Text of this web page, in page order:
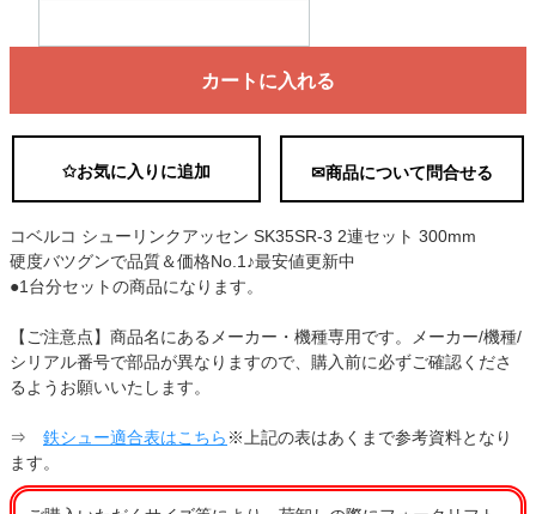
カートに入れる
✩お気に入りに追加 ✉商品について問合せる
コベルコ シューリンクアッセン SK35SR-3 2連セット 300mm
硬度バツグンで品質＆価格No.1♪最安値更新中
●1台分セットの商品になります。
【ご注意点】商品名にあるメーカー・機種専用です。メーカー/機種/
シリアル番号で部品が異なりますので、購入前に必ずご確認くださ
るようお願いいたします。
⇒ 鉄シュー適合表はこちら ※上記の表はあくまで参考資料となり
ます。